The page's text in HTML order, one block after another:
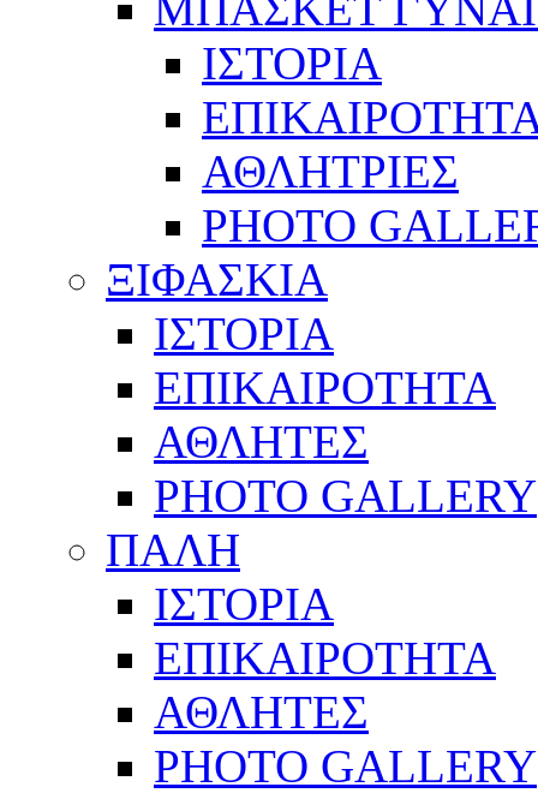
ΙΣΤΟΡΙΑ
ΑΘΛΗΤΡΙΕΣ
PHOTO
ΞΙΦΑΣΚΙΑ
ΙΣΤΟΡΙΑ
ΕΠΙΚΑΙΡΟΤΗΤΑ
ΑΘΛΗΤΕΣ
PHOTO GALLERY
ΠΑΛΗ
ΙΣΤΟΡΙΑ
ΕΠΙΚΑΙΡΟΤΗΤΑ
ΑΘΛΗΤΕΣ
PHOTO GALLERY